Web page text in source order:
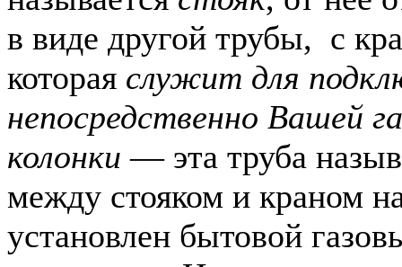
в виде другой трубы, с
которая служит для
непосредственно Вашей
колонки — эта труба
между стояком и краном
установлен бытовой